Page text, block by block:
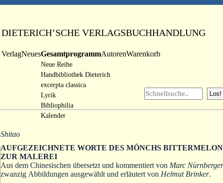
DIETERICH’SCHE VERLAGSBUCHHANDLUNG
VerlagNeuesGesamtprogramm
Neue Reihe
Handbibliothek Dieterich
excerpta classica
Lyrik
Bibliophilia
Kalender
AutorenWarenkorb
Shitao
AUFGEZEICHNETE WORTE DES MÖNCHS
ZUR MALEREI
Aus dem Chinesischen übersetzt und kommentiert von Marc Nürnberger
zwanzig Abbildungen ausgewählt und erläutert von Helmut Brinker.